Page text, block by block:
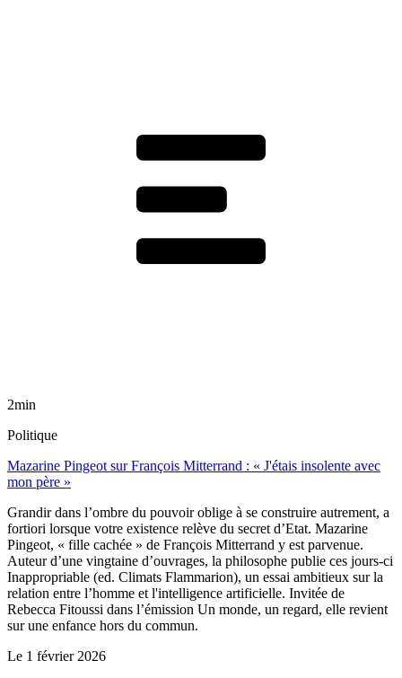
2min
Politique
Mazarine Pingeot sur François Mitterrand : « J'étais insolente avec
mon père »
Grandir dans l’ombre du pouvoir oblige à se construire autrement, a
fortiori lorsque votre existence relève du secret d’Etat. Mazarine
Pingeot, « fille cachée » de François Mitterrand y est parvenue.
Auteur d’une vingtaine d’ouvrages, la philosophe publie ces jours-ci
Inappropriable (ed. Climats Flammarion), un essai ambitieux sur la
relation entre l’homme et l'intelligence artificielle. Invitée de
Rebecca Fitoussi dans l’émission Un monde, un regard, elle revient
sur une enfance hors du commun.
Le 1 février 2026